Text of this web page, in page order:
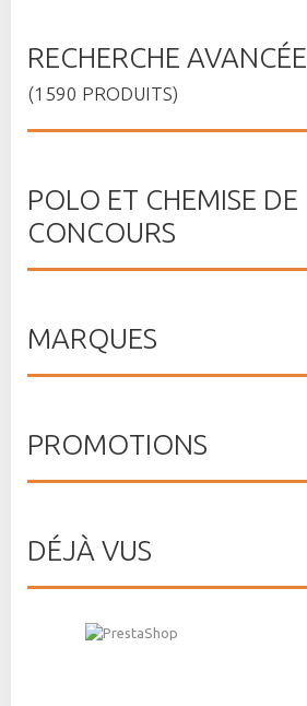
RECHERCHE AVANCÉE
(1590 PRODUITS)
POLO ET CHEMISE DE
CONCOURS
MARQUES
PROMOTIONS
DÉJÀ VUS